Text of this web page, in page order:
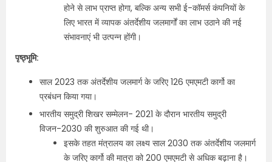
होने से लाभ प्राप्त होगा, बल्कि अन्य सभी ई-कॉमर्स कंपनियों के
लिए भारत में व्यापक अंतर्देशीय जलमार्गों का लाभ उठाने की नई
संभावनाएं भी उत्पन्न होंगी।
पृष्ठ्भूमि:
साल 2023 तक अंतर्देशीय जलमार्ग के जरिए 126 एमएमटी कार्गो का
प्रबंधन किया गया।
भारतीय समुद्री शिखर सम्मेलन- 2021 के दौरान भारतीय समुद्री
विजन-2030 की शुरुआत की गई थी।
इसके तहत मंत्रालय का लक्ष्य साल 2030 तक अंतर्देशीय जलमार्ग
के जरिए कार्गो की मात्रा को 200 एमएमटी से अधिक बढ़ाना है।